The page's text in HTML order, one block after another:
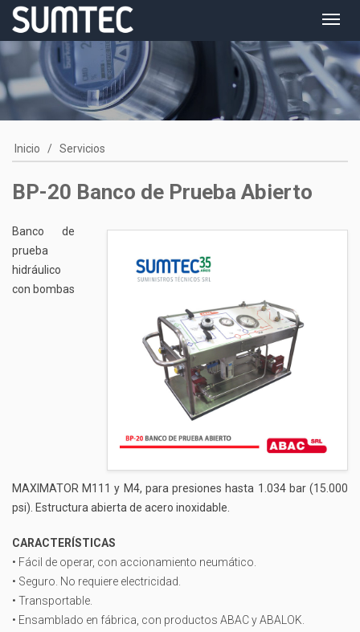
Inicio / Servicios
BP-20 Banco de Prueba Abierto
Banco de
prueba
hidráulico
con bombas
MAXIMATOR M111 y M4, para presiones hasta 1.034 bar (15.000
psi). Estructura abierta de acero inoxidable.
CARACTERÍSTICAS
• Fácil de operar, con accionamiento neumático.
• Seguro. No requiere electricidad.
• Transportable.
• Ensamblado en fábrica, con productos ABAC y ABALOK.